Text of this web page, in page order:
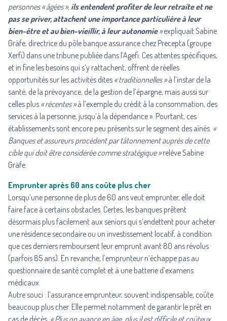
personnes « âgées », ils entendent profiter de leur retraite et ne
pas se priver, attachent une importance particulière à leur
bien-être et au bien-vieillir, à leur autonomie»expliquait Sabine
Gräfe, directrice du pôle banque assurance chez Precepta (groupe
Xerfi) dans une tribune publiée dans l’Agefi. Ces attentes spécifiques,
et in fine les besoins qui s’y rattachent, offrent de réelles
opportunités sur les activités dites « traditionnelles »à l’instar de la
santé, de la prévoyance, de la gestion de l’épargne, mais aussi sur
celles plus « récentes »à l’exemple du crédit à la consommation, des
services à la personne, jusqu’à la dépendance ». Pourtant, ces
établissements sont encore peu présents sur le segment des aînés. «
Banques et assureurs procèdent par tâtonnement auprès de cette
cible qui doit être considérée comme stratégique »relève Sabine
Gräfe.
Emprunter après 60 ans coûte plus cher
Lorsqu’une personne de plus de 60 ans veut emprunter, elle doit
faire face à certains obstacles. Certes, les banques prêtent
désormais plus facilement aux seniors qui s’endettent pour acheter
une résidence secondaire ou un investissement locatif, à condition
que ces derniers remboursent leur emprunt avant 80 ans révolus
(parfois 85 ans). En revanche, l’emprunteur n‘échappe pas au
questionnaire de santé complet et à une batterie d’examens
médicaux.
Autre souci : l’assurance emprunteur, souvent indispensable, coûte
beaucoup plus cher. Elle permet notamment de garantir le prêt en
cas de décès. « Plus on avance en âge, plus il est difficile et coûteux